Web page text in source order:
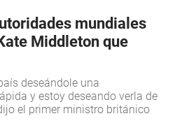
mundiales
Middleton que
deseándole una
y estoy deseando verla de
el primer ministro británico